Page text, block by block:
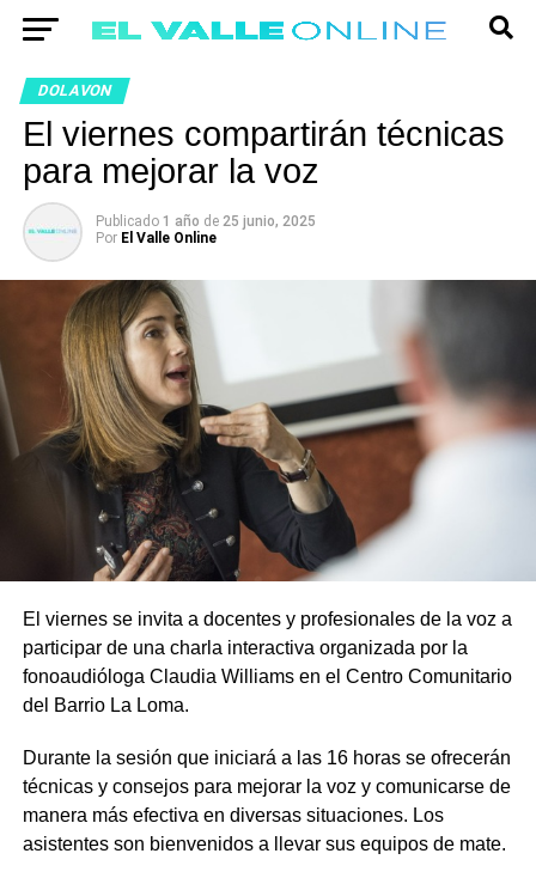
DOLAVON
El viernes compartirán técnicas
para mejorar la voz
Publicado 1 año de 25 junio, 2025
Por El Valle Online
El viernes se invita a docentes y profesionales de la voz a
participar de una charla interactiva organizada por la
fonoaudióloga Claudia Williams en el Centro Comunitario
del Barrio La Loma.
Durante la sesión que iniciará a las 16 horas se ofrecerán
técnicas y consejos para mejorar la voz y comunicarse de
manera más efectiva en diversas situaciones. Los
asistentes son bienvenidos a llevar sus equipos de mate.